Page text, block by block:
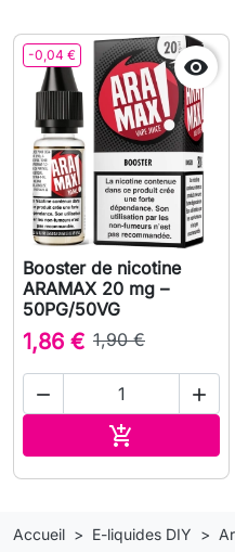
-0,04 € 
Booster de nicotine
ARAMAX 20 mg –
50PG/50VG
1,86 € 1,90 €
 

Accueil E-liquides DIY